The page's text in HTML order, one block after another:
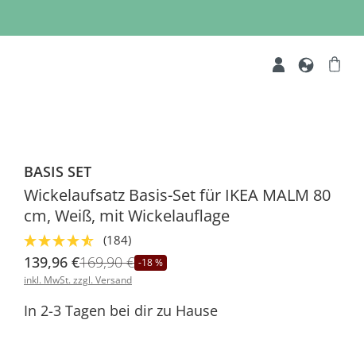
BASIS SET
Wickelaufsatz Basis-Set für IKEA MALM 80
cm, Weiß, mit Wickelauflage
(184)
139,96 €169,90 € -18 %
inkl. MwSt. zzgl. Versand
In 2-3 Tagen bei dir zu Hause